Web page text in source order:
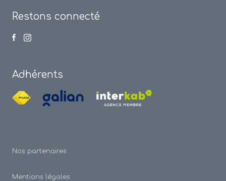
Restons connecté
Adhérents
Nos partenaires
Mentions légales